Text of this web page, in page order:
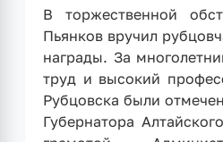
В торжественной
Пьянков вручил
награды. За
труд и высокий
Рубцовска были
Губернатора